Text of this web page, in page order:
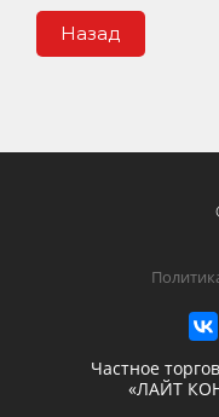
Назад
Частное
«ЛАЙТ